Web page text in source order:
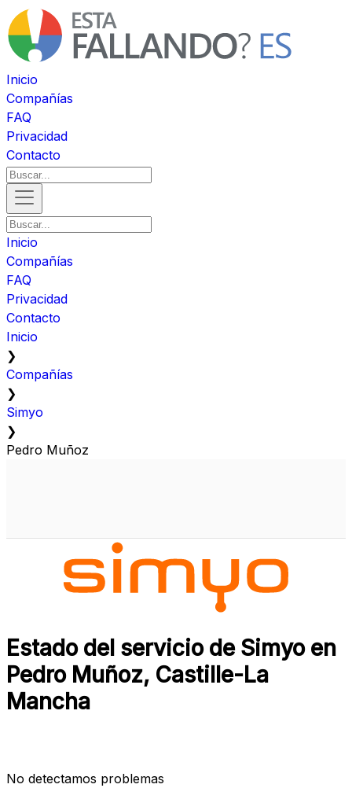
Inicio
Compañías
FAQ
Privacidad
Contacto
Inicio
Compañías
FAQ
Privacidad
Contacto
Inicio
❯
Compañías
❯
Simyo
❯
Pedro Muñoz
Estado del servicio de Simyo en
Pedro Muñoz, Castille-La
Mancha
No detectamos problemas